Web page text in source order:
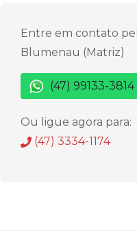
Entre em contato
Blumenau (Matriz)
(47) 99133-3814
Ou ligue agora para:
(47) 3334-1174